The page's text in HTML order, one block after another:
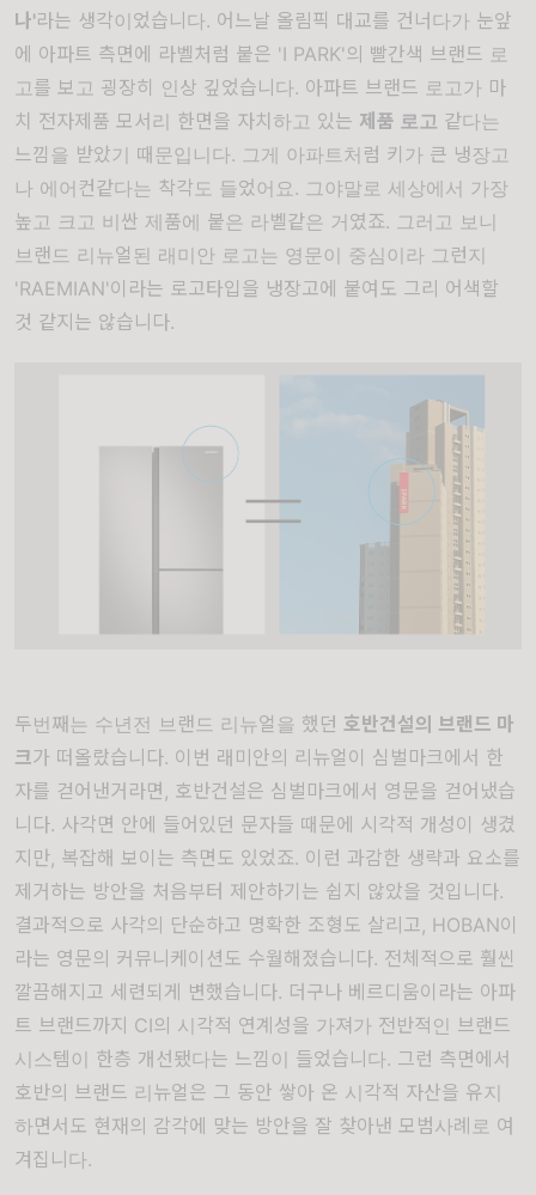
나'라는 생각이었습니다. 어느날 올림픽 대교를 건너다가 눈앞
에 아파트 측면에 라벨처럼 붙은 'I PARK'의 빨간색 브랜드 로
고를 보고 굉장히 인상 깊었습니다. 아파트 브랜드 로고가 마
치 전자제품 모서리 한면을 자치하고 있는 제품 로고 같다는
느낌을 받았기 때문입니다. 그게 아파트처럼 키가 큰 냉장고
나 에어컨같다는 착각도 들었어요. 그야말로 세상에서 가장
높고 크고 비싼 제품에 붙은 라벨같은 거였죠. 그러고 보니
브랜드 리뉴얼된 래미안 로고는 영문이 중심이라 그런지
'RAEMIAN'이라는 로고타입을 냉장고에 붙여도 그리 어색할
것 같지는 않습니다.
두번째는 수년전 브랜드 리뉴얼을 했던 호반건설의 브랜드 마
크가 떠올랐습니다. 이번 래미안의 리뉴얼이 심벌마크에서 한
자를 걷어낸거라면, 호반건설은 심벌마크에서 영문을 걷어냈습
니다. 사각면 안에 들어있던 문자들 때문에 시각적 개성이 생겼
지만, 복잡해 보이는 측면도 있었죠. 이런 과감한 생략과 요소를
제거하는 방안을 처음부터 제안하기는 쉽지 않았을 것입니다.
결과적으로 사각의 단순하고 명확한 조형도 살리고, HOBAN이
라는 영문의 커뮤니케이션도 수월해졌습니다. 전체적으로 훨씬
깔끔해지고 세련되게 변했습니다. 더구나 베르디움이라는 아파
트 브랜드까지 CI의 시각적 연계성을 가져가 전반적인 브랜드
시스템이 한층 개선됐다는 느낌이 들었습니다. 그런 측면에서
호반의 브랜드 리뉴얼은 그 동안 쌓아 온 시각적 자산을 유지
하면서도 현재의 감각에 맞는 방안을 잘 찾아낸 모범사례로 여
겨집니다.